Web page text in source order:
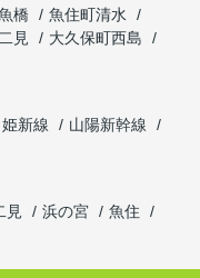
橋
魚住町清水
見
大久保町西島
姫新線
山陽新幹線
見 浜の宮
魚住